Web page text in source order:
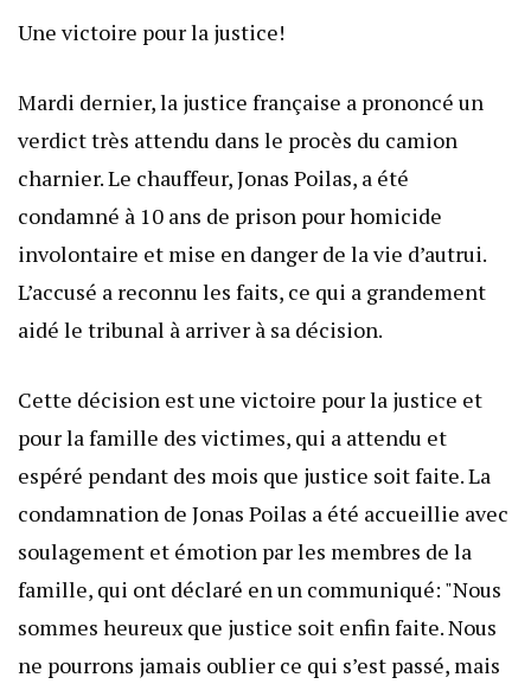
Une victoire pour la justice!
Mardi dernier, la justice française a prononcé un
verdict très attendu dans le procès du camion
charnier. Le chauffeur, Jonas Poilas, a été
condamné à 10 ans de prison pour homicide
involontaire et mise en danger de la vie d’autrui.
L’accusé a reconnu les faits, ce qui a grandement
aidé le tribunal à arriver à sa décision.
Cette décision est une victoire pour la justice et
pour la famille des victimes, qui a attendu et
espéré pendant des mois que justice soit faite. La
condamnation de Jonas Poilas a été accueillie avec
soulagement et émotion par les membres de la
famille, qui ont déclaré en un communiqué: "Nous
sommes heureux que justice soit enfin faite. Nous
ne pourrons jamais oublier ce qui s’est passé, mais